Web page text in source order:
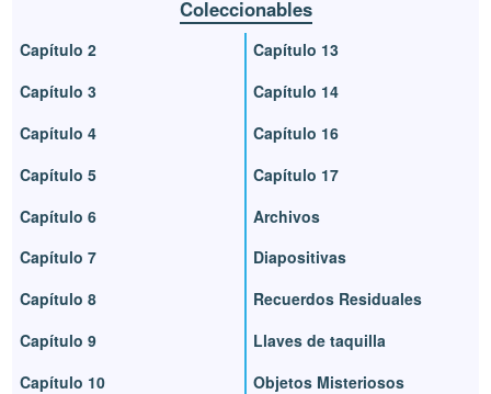
Coleccionables
Capítulo 2
Capítulo 3
Capítulo 4
Capítulo 5
Capítulo 6
Capítulo 7
Capítulo 8
Capítulo 9
Capítulo 10
Capítulo 13
Capítulo 14
Capítulo 16
Capítulo 17
Archivos
Diapositivas
Recuerdos Residuales
Llaves de taquilla
Objetos Misteriosos